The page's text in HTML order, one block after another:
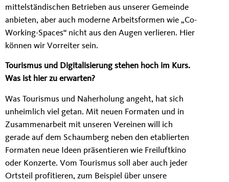
mittelständischen Betrieben aus unserer Gemeinde
anbieten, aber auch moderne Arbeitsformen wie „Co-
Working-Spaces“ nicht aus den Augen verlieren. Hier
können wir Vorreiter sein.
Tourismus und Digitalisierung stehen hoch im Kurs.
Was ist hier zu erwarten?
Was Tourismus und Naherholung angeht, hat sich
unheimlich viel getan. Mit neuen Formaten und in
Zusammenarbeit mit unseren Vereinen will ich
gerade auf dem Schaumberg neben den etablierten
Formaten neue Ideen präsentieren wie Freiluftkino
oder Konzerte. Vom Tourismus soll aber auch jeder
Ortsteil profitieren, zum Beispiel über unsere